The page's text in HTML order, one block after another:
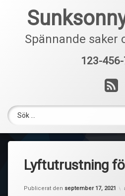
Spännande saker
123-
Lyftutrustning
Publicerat den september 17, 2021